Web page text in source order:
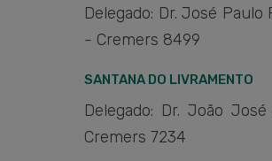
Delegado: Dr. José Paulo
- Cremers 8499
SANTANA DO LIVRAMENTO
Delegado: Dr. João
Cremers 7234